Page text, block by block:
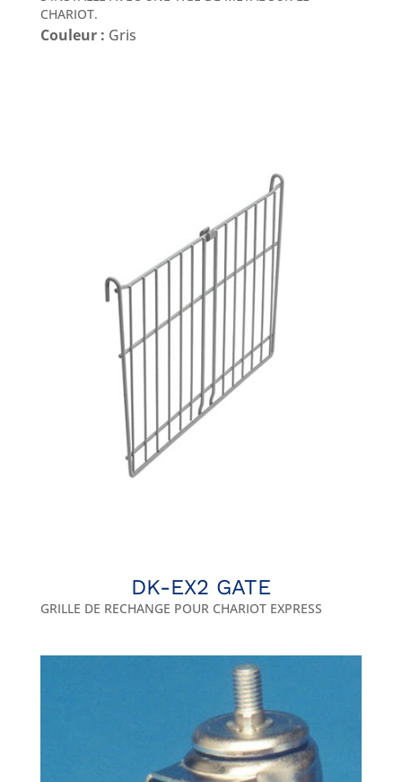
CHARIOT.
Couleur : Gris
DK-EX2 GATE
GRILLE DE RECHANGE POUR CHARIOT EXPRESS